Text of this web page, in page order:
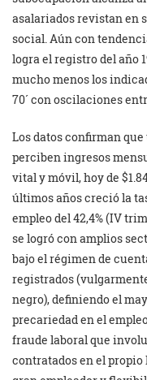
asalariados revistan en
social. Aún con
logra el registro del año
mucho menos los
70´ con oscilaciones
Los datos confirman que
perciben ingresos
vital y móvil, hoy de
últimos años creció la
empleo del 42,4% (IV
se logró con amplios
bajo el régimen de
registrados
negro), definiendo el
precariedad en el
fraude laboral que
contratados en el propio